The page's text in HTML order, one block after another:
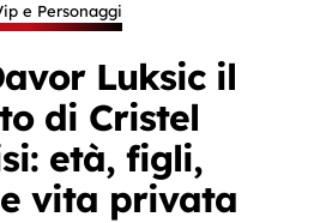
e Personaggi
Luksic il
di Cristel
età, figli,
vita privata